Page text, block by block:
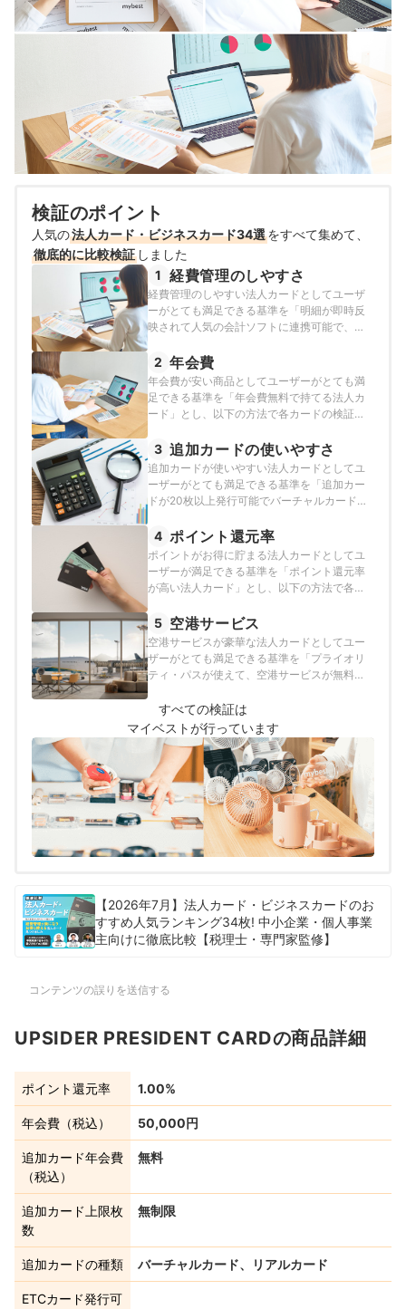
検証のポイント
人気の法人カード・ビジネスカード34選をすべて集めて、
徹底的に比較検証 しました
1 経費管理のしやすさ
経費管理のしやすい法人カードとしてユーザ
ーがとても満足できる基準を「明細が即時反
映されて人気の会計ソフトに連携可能で、追
し、以下の方法で各商品の検証を行いまし
た。2026年7月20日時点の情報をもとに検証
を行っています。
2 年会費
年会費が安い商品としてユーザーがとても満
足できる基準を「年会費無料で持てる法人カ
ード」とし、以下の方法で各カードの検証を
とに検証を行っています。
3 追加カードの使いやすさ
追加カードが使いやすい法人カードとしてユ
ーザーがとても満足できる基準を「追加カー
ドが20枚以上発行可能でバーチャルカードも
も年会費無料で発行可能な法人カード」と
し、以下の方法で各カードの検証を行いまし
た。2026年7月20日時点の情報をもとに検証
を行っています。
4 ポイント還元率
ポイントがお得に貯まる法人カードとしてユ
ーザーが満足できる基準を「ポイント還元率
が高い法人カード」とし、以下の方法で各カ
点の情報をもとに検証を行っています。
5 空港サービス
空港サービスが豪華な法人カードとしてユー
ザーがとても満足できる基準を「プライオリ
ティ・パスが使えて、空港サービスが無料で
ードの検証を行いました。なお、この項目は
ランキングの総合評価には含まれておりませ
ん。2026年7月20日時点の情報をもとに検証
を行っています。
すべての検証は
マイベストが行っています
【2026年7月】法人カード・ビジネスカードのお
すすめ人気ランキング34枚! 中小企業・個人事業
主向けに徹底比較【税理士・専門家監修】
コンテンツの誤りを送信する
UPSIDER PRESIDENT CARDの商品詳細
ポイント還元率 1.00%
年会費（税込） 50,000円
追加カード年会費
（税込）
無料
追加カード上限枚
数
無制限
追加カードの種類 バーチャルカード、リアルカード
ETCカード発行可